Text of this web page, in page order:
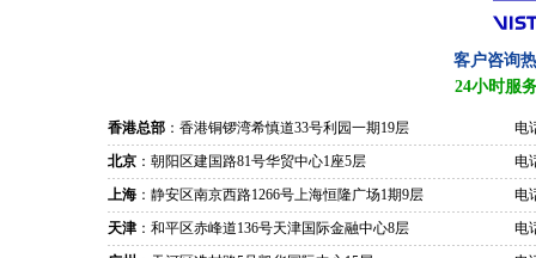
客户咨询
24小时服
香港总部 ：香港铜锣湾希慎道33号利园一期19层
电
北京 ：朝阳区建国路81号华贸中心1座5层
电
上海 ：静安区南京西路1266号上海恒隆广场1期9层
电
天津 ：和平区赤峰道136号天津国际金融中心8层
电